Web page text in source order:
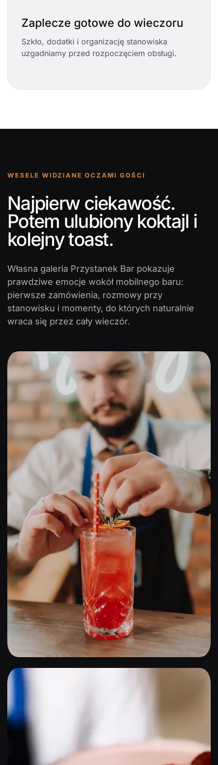
Zaplecze gotowe do wieczoru
Szkło, dodatki i organizację stanowiska
uzgadniamy przed rozpoczęciem obsługi.
WESELE WIDZIANE OCZAMI GOŚCI
Najpierw ciekawość.
Potem ulubiony koktajl i
kolejny toast.
Własna galeria Przystanek Bar pokazuje
prawdziwe emocje wokół mobilnego baru:
pierwsze zamówienia, rozmowy przy
stanowisku i momenty, do których naturalnie
wraca się przez cały wieczór.